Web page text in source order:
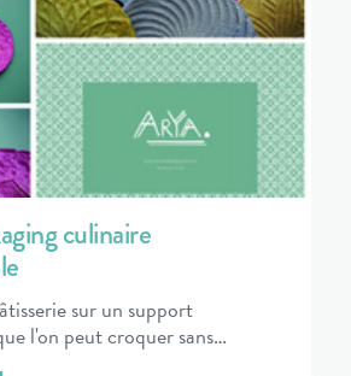
culinaire
sur un support
l'on peut croquer sans…